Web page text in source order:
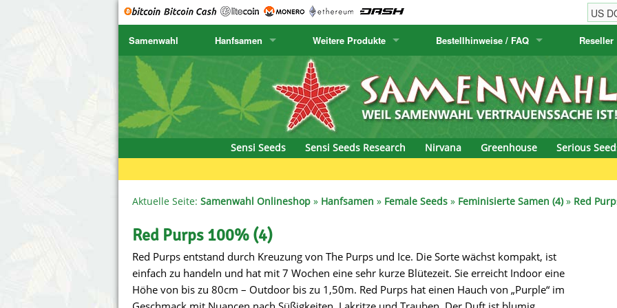
Samenwahl Hanfsamen
SENSI SEEDS
SENSI SEEDS RESEARCH
NIRVANA
SERIOUS SEEDS
SPLIFF SEEDS
Ace Seeds
Anaconda Seeds
CBD Crew
Chronic & Caviar
Delicious Seeds
Dr. Underground Seeds
Dutch Passion
Empire Seeds
Exotic Seeds
Humboldt Seed Company
Humboldt Seeds
Kannabia
krauTHCollective
La Semilla Automatica
Positronics
Prana Medical
Ripper Seeds
Samsara Seeds
Seedsman
Weitere Produkte
Kakteensamen
Kanarische Flora
Bestellhinweise / FAQ
Bestellhinweise
Versandhinweise
Reseller
E-MAIL
PASSWORT
Sensi Seeds Sensi Seeds Research Nirvana Greenhouse Serious
Aktuelle Seite: Samenwahl Onlineshop » Hanfsamen » Female Seeds » Feminisierte Samen (4)» Red
Red Purps 100% (4)
Red Purps entstand durch Kreuzung von The Purps und Ice. Die Sorte wächst kompakt, ist
einfach zu handeln und hat mit 7 Wochen eine sehr kurze Blütezeit. Sie erreicht Indoor eine
Höhe von bis zu 80cm – Outdoor bis zu 1,50m. Red Purps hat einen Hauch von „Purple“ im